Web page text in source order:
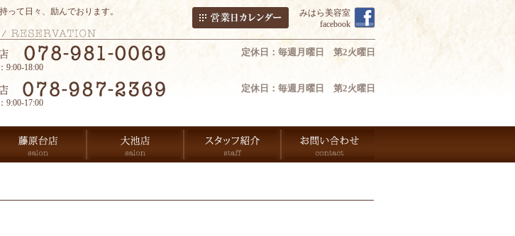
って日々、励んでおります。
みはら美容室
facebook
定休日：毎週月曜日 第2火曜日
9:00-18:00
定休日：毎週月曜日 第2火曜日
9:00-17:00